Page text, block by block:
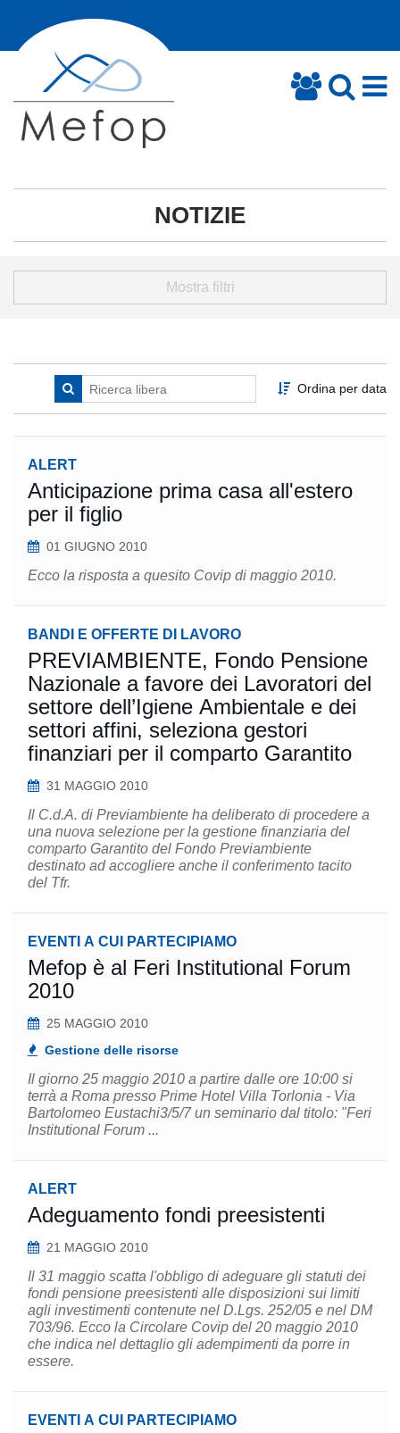
NOTIZIE
Mostra filtri
Ordina per data
ALERT
Anticipazione prima casa all'estero
per il figlio
01 GIUGNO 2010
Ecco la risposta a quesito Covip di maggio 2010.
BANDI E OFFERTE DI LAVORO
PREVIAMBIENTE, Fondo Pensione
Nazionale a favore dei Lavoratori del
settore dell’Igiene Ambientale e dei
settori affini, seleziona gestori
finanziari per il comparto Garantito
31 MAGGIO 2010
Il C.d.A. di Previambiente ha deliberato di procedere a
una nuova selezione per la gestione finanziaria del
comparto Garantito del Fondo Previambiente
destinato ad accogliere anche il conferimento tacito
del Tfr.
EVENTI A CUI PARTECIPIAMO
Mefop è al Feri Institutional Forum
2010
25 MAGGIO 2010
Gestione delle risorse
Il giorno 25 maggio 2010 a partire dalle ore 10:00 si
terrà a Roma presso Prime Hotel Villa Torlonia - Via
Bartolomeo Eustachi3/5/7 un seminario dal titolo: "Feri
Institutional Forum ...
ALERT
Adeguamento fondi preesistenti
21 MAGGIO 2010
Il 31 maggio scatta l'obbligo di adeguare gli statuti dei
fondi pensione preesistenti alle disposizioni sui limiti
agli investimenti contenute nel D.Lgs. 252/05 e nel DM
703/96. Ecco la Circolare Covip del 20 maggio 2010
che indica nel dettaglio gli adempimenti da porre in
essere.
EVENTI A CUI PARTECIPIAMO